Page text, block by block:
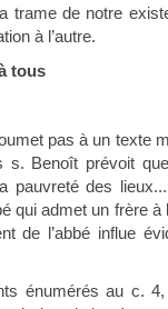
trame de notre
à l’autre.
tous
pas à un texte
Benoît prévoit que
des lieux...
qui admet un frère
de l’abbé influe
énumérés au c.